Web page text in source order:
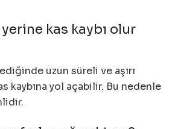
kas kaybı olur
uzun süreli ve aşırı
kaybına yol açabilir. Bu nedenle